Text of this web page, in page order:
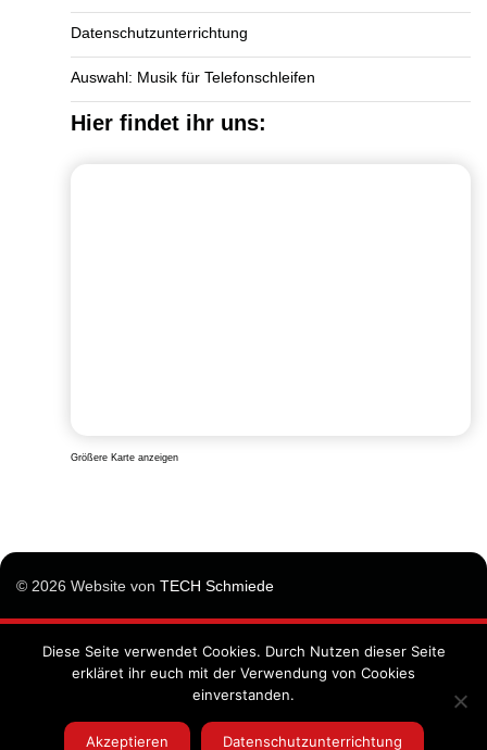
Datenschutzunterrichtung
Auswahl: Musik für Telefonschleifen
Hier findet ihr uns:
Größere Karte anzeigen
© 2026 Website von TECH Schmiede
Impressum
Datenschutzunterrichtung
Allgemeine Geschäftsbedingungen
Diese Seite verwendet Cookies. Durch Nutzen dieser Seite
erkläret ihr euch mit der Verwendung von Cookies
einverstanden.
Akzeptieren Datenschutzunterrichtung